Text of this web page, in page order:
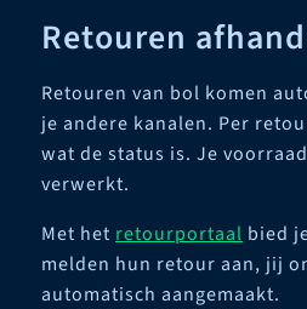
Retouren
Retouren van bol komen
je andere kanalen. Per
wat de status is. Je
verwerkt.
Met het retourportaal bied
melden hun retour aan, jij
automatisch aangemaakt.